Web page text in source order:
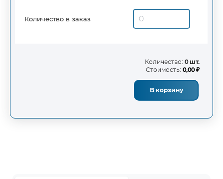
Количество в заказ
Количество: 0 шт.
Стоимость: 0,00 ₽
В корзину